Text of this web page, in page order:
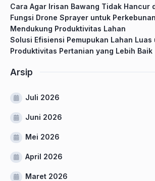
Cara Agar Irisan Bawang Tidak Hancur
Fungsi Drone Sprayer untuk
Mendukung Produktivitas Lahan
Solusi Efisiensi Pemupukan Lahan Luas
Produktivitas Pertanian yang Lebih Baik
Arsip
Juli 2026
Juni 2026
Mei 2026
April 2026
Maret 2026